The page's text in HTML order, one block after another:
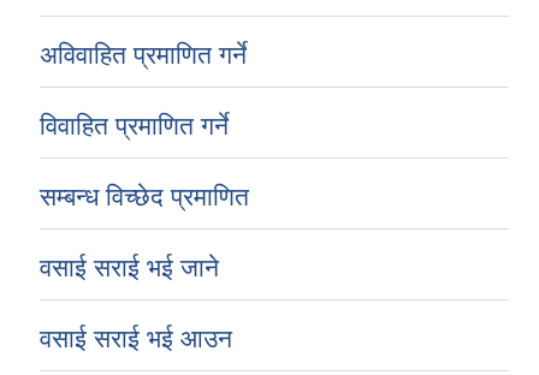
अविवाहित प्रमाणित गर्ने
विवाहित प्रमाणित गर्ने
सम्बन्ध विच्छेद प्रमाणित
वसाई सराई भई जाने
वसाई सराई भई आउन